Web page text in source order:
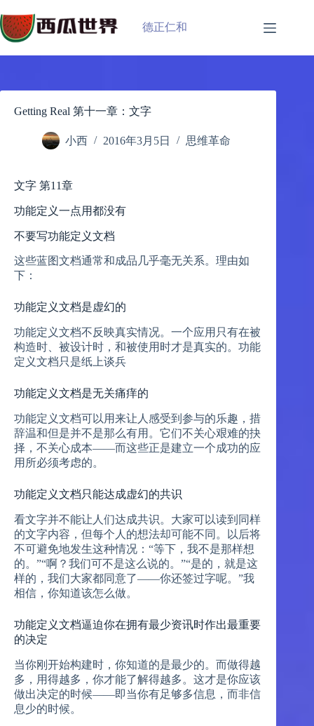
过
内
德正仁和
Getting Real 第十一章：文字
小西 2016年3月5日 思维革命
文字 第11章
功能定义一点用都没有
不要写功能定义文档
这些蓝图文档通常和成品几乎毫无关系。理由如
下：
功能定义文档是虚幻的
功能定义文档不反映真实情况。一个应用只有在被
构造时、被设计时，和被使用时才是真实的。功能
定义文档只是纸上谈兵
功能定义文档是无关痛痒的
功能定义文档可以用来让人感受到参与的乐趣，措
辞温和但是并不是那么有用。它们不关心艰难的抉
择，不关心成本——而这些正是建立一个成功的应
用所必须考虑的。
功能定义文档只能达成虚幻的共识
看文字并不能让人们达成共识。大家可以读到同样
的文字内容，但每个人的想法却可能不同。以后将
不可避免地发生这种情况：“等下，我不是那样想
的。”“啊？我们可不是这么说的。”“是的，就是这
样的，我们大家都同意了——你还签过字呢。”我
相信，你知道该怎么做。
功能定义文档逼迫你在拥有最少资讯时作出最重要
的决定
当你刚开始构建时，你知道的是最少的。而做得越
多，用得越多，你才能了解得越多。这才是你应该
做出决定的时候——即当你有足够多信息，而非信
息少的时候。